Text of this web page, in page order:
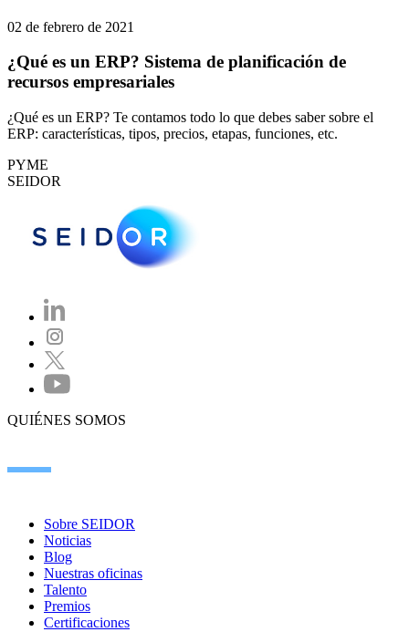
02 de febrero de 2021
¿Qué es un ERP? Sistema de planificación de
recursos empresariales
¿Qué es un ERP? Te contamos todo lo que debes saber sobre el
ERP: características, tipos, precios, etapas, funciones, etc.
PYME
SEIDOR
QUIÉNES SOMOS
Sobre SEIDOR
Noticias
Blog
Nuestras oficinas
Talento
Premios
Certificaciones